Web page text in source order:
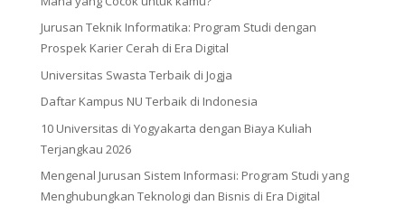
Jurusan Teknik Informatika: Program Studi dengan
Prospek Karier Cerah di Era Digital
Universitas Swasta Terbaik di Jogja
Daftar Kampus NU Terbaik di Indonesia
10 Universitas di Yogyakarta dengan Biaya Kuliah
Terjangkau 2026
Mengenal Jurusan Sistem Informasi: Program Studi yang
Menghubungkan Teknologi dan Bisnis di Era Digital